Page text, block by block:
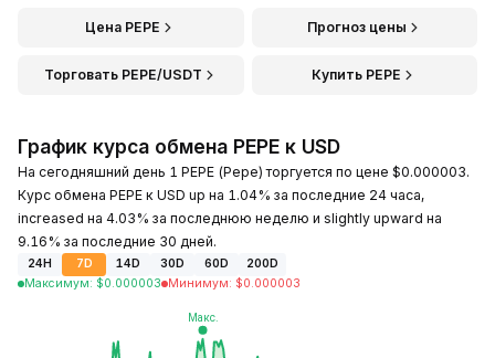
Цена PEPE Прогноз цены
Торговать PEPE/USDT Купить PEPE
График курса обмена PEPE к USD
На сегодняшний день 1 PEPE (Pepe) торгуется по цене $0.000003.
Курс обмена PEPE к USD up на 1.04% за последние 24 часа,
increased на 4.03% за последнюю неделю и slightly upward на
9.16% за последние 30 дней.
24H 7D 14D 30D 60D
200D
Максимум: $0.000003 Минимум: $0.000003